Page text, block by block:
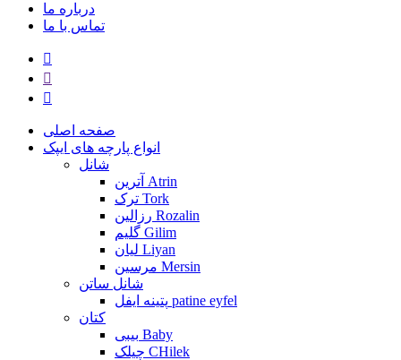
درباره ما
تماس با ما
صفحه اصلی
انواع پارچه های ایپک
شانل
آترین Atrin
ترک Tork
رزالین Rozalin
گلیم Gilim
لیان Liyan
مرسین Mersin
شانل ساتن
پتینه ایفل patine eyfel
کتان
بیبی Baby
چیلک CHilek